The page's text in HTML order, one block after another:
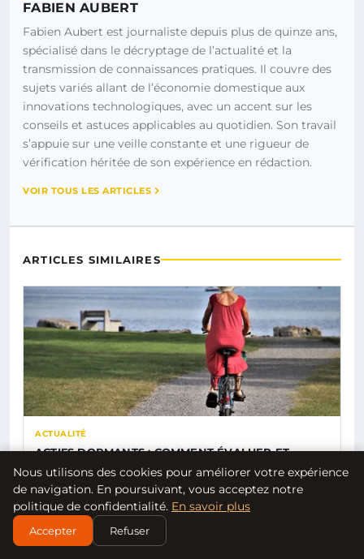
FABIEN AUBERT
Fabien Aubert est journaliste depuis plus de quinze ans,
spécialisé dans le décryptage de l’actualité et la
transmission de connaissances pratiques. Il couvre des
sujets variés allant de l’économie domestique aux
innovations technologiques, avec un accent sur les
conseils et astuces applicables au quotidien. Son travail
s’appuie sur une veille constante et une rigueur de
vérification héritée de son expérience en rédaction.
VOIR TOUS LES ARTICLES
ARTICLES SIMILAIRES
ACTUALITÉ
ACTIFS DORMANTS : COMMENT ÉVALUER ET
VENDRE VOS NOMS DE DOMAINE…
FABIEN AUBERT
Nous utilisons des cookies pour améliorer votre expérience
de navigation. En poursuivant, vous acceptez notre
politique de confidentialité. En savoir plus
Accepter Refuser